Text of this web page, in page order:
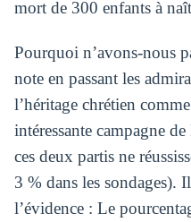
mort de 300 enfants à
Pourquoi n’avons-nous
note en passant les
l’héritage chrétien
intéressante campagne
ces deux partis ne
3 % dans les sondages).
l’évidence : Le